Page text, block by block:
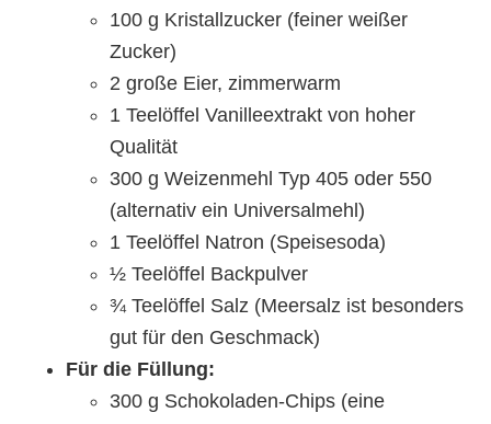
100 g Kristallzucker (feiner weißer
Zucker)
2 große Eier, zimmerwarm
1 Teelöffel Vanilleextrakt von hoher
Qualität
300 g Weizenmehl Typ 405 oder 550
(alternativ ein Universalmehl)
1 Teelöffel Natron (Speisesoda)
½ Teelöffel Backpulver
¾ Teelöffel Salz (Meersalz ist besonders
gut für den Geschmack)
Für die Füllung:
300 g Schokoladen-Chips (eine